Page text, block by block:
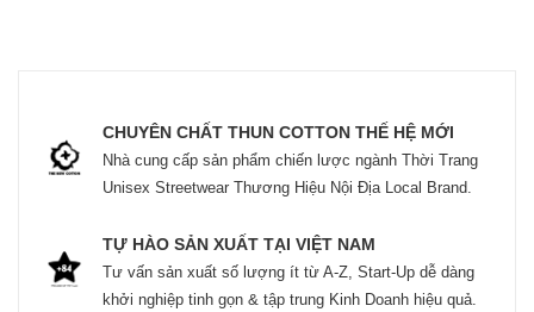
CHUYÊN CHẤT THUN COTTON THẾ HỆ MỚI
Nhà cung cấp sản phẩm chiến lược ngành Thời Trang
Unisex Streetwear Thương Hiệu Nội Địa Local Brand.
TỰ HÀO SẢN XUẤT TẠI VIỆT NAM
Tư vấn sản xuất số lượng ít từ A-Z, Start-Up dễ dàng
khởi nghiệp tinh gọn & tập trung Kinh Doanh hiệu quả.